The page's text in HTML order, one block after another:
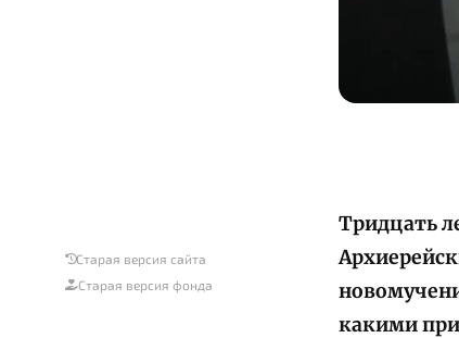
Старая версия сайта
Старая версия фонда
Тридцать
какими